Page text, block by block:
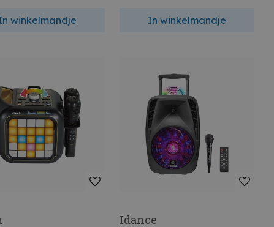
winkelmandje In winkelmandje
Idance